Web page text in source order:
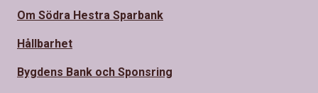
Om Södra Hestra Sparbank
Hållbarhet
Bygdens Bank och Sponsring